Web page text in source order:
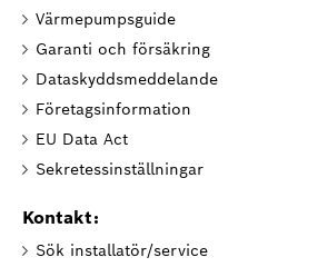
Värmepumpsguide
Garanti och försäkring
Dataskyddsmeddelande
Företagsinformation
EU Data Act
Sekretessinställningar
Kontakt:
Sök installatör/service